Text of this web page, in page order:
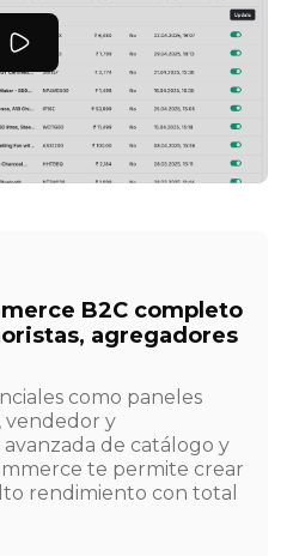
B2C completo
agregadores
como paneles
vendedor y
de catálogo y
te permite crear
rendimiento con total